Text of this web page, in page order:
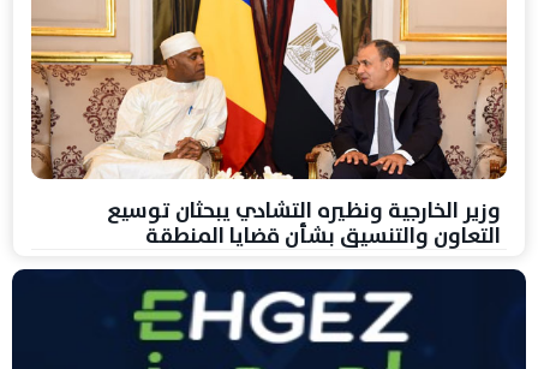
وزير الخارجية ونظيره التشادي يبحثان توسيع
التعاون والتنسيق بشأن قضايا المنطقة